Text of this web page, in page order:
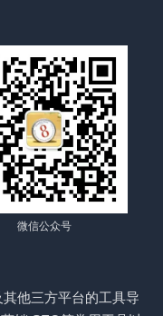
微信公众号
他三方平台的工具导